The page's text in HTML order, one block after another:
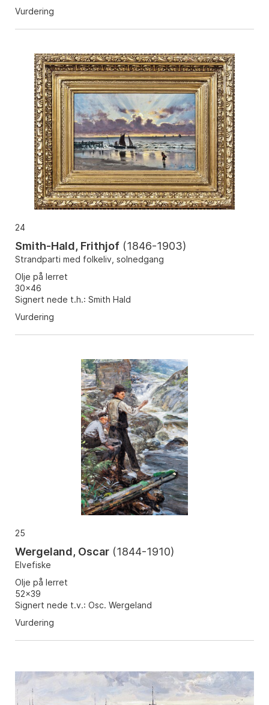
Vurdering
24
Smith-Hald, Frithjof (1846-1903)
Strandparti med folkeliv, solnedgang
Olje på lerret
30x46
Signert nede t.h.: Smith Hald
Vurdering
25
Wergeland, Oscar (1844-1910)
Elvefiske
Olje på lerret
52x39
Signert nede t.v.: Osc. Wergeland
Vurdering